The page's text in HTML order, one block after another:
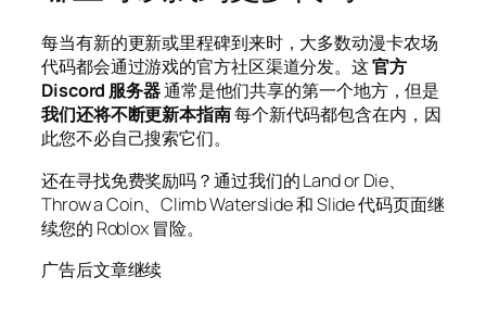
每当有新的更新或里程碑到来时，大多数动漫卡农场
代码都会通过游戏的官方社区渠道分发。这官方
Discord 服务器通常是他们共享的第一个地方，但是
我们还将不断更新本指南每个新代码都包含在内，因
此您不必自己搜索它们。
还在寻找免费奖励吗？通过我们的 Land or Die、
Throw a Coin、Climb Waterslide 和 Slide 代码页面继
续您的 Roblox 冒险。
广告后文章继续